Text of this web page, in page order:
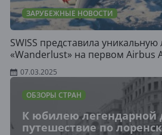
ЗАРУБЕЖНЫЕ НОВОСТИ
SWISS представила
«Wanderlust» на первом Airbus
07.03.2025
ОБЗОРЫ СТРАН
К юбилею легендарной
путешествие по